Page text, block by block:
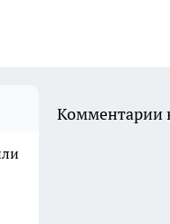
Комментарии